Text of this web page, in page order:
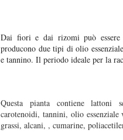
Dai fiori e dai rizomi può essere
producono due tipi di olio
e tannino. Il periodo ideale per la
Questa pianta contiene lattoni
carotenoidi, tannini, olio
grassi, alcani, , cumarine,